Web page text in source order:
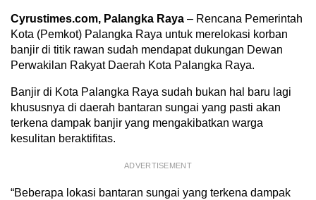
Cyrustimes.com, Palangka Raya – Rencana Pemerintah
Kota (Pemkot) Palangka Raya untuk merelokasi korban
banjir di titik rawan sudah mendapat dukungan Dewan
Perwakilan Rakyat Daerah Kota Palangka Raya.
Banjir di Kota Palangka Raya sudah bukan hal baru lagi
khususnya di daerah bantaran sungai yang pasti akan
terkena dampak banjir yang mengakibatkan warga
kesulitan beraktifitas.
ADVERTISEMENT
“Beberapa lokasi bantaran sungai yang terkena dampak